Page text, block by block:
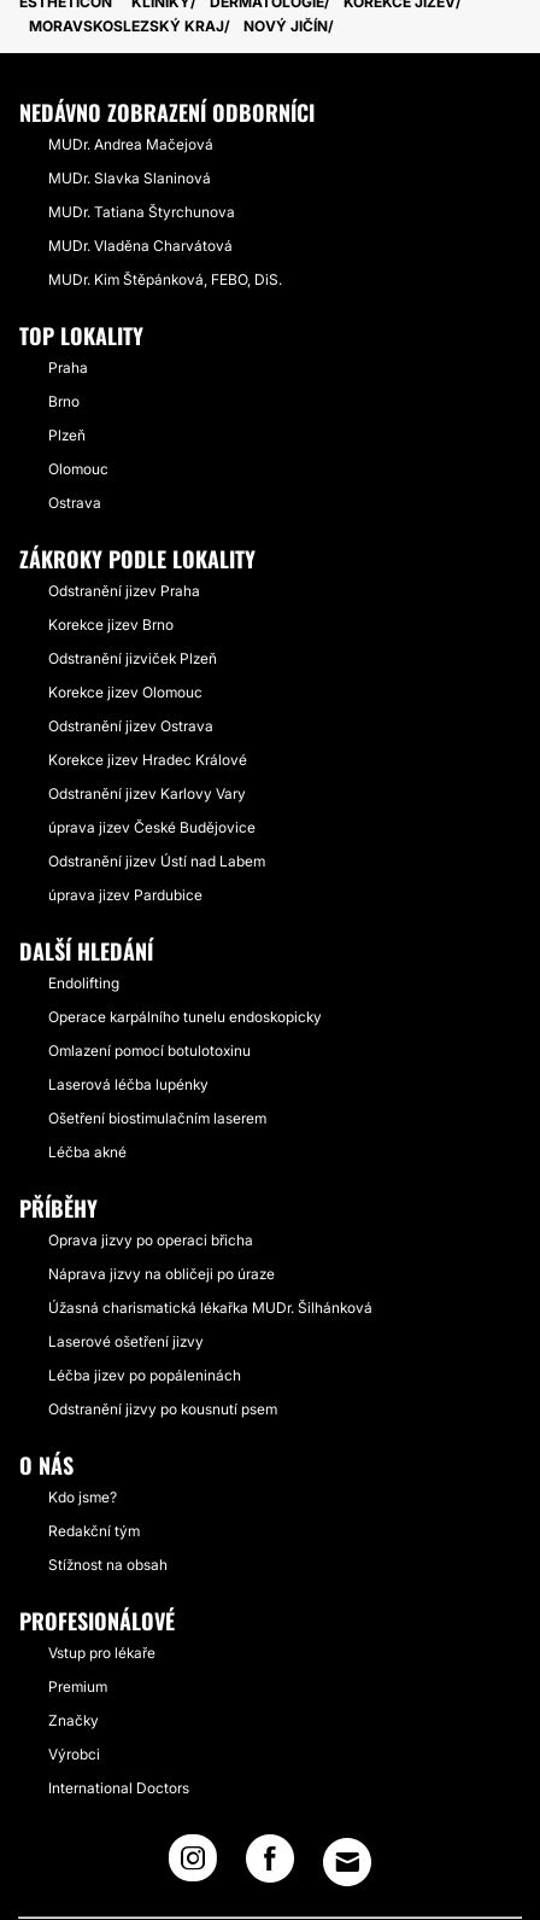
MORAVSKOSLEZSKÝ KRAJ
NOVÝ JIČÍN
NEDÁVNO ZOBRAZENÍ ODBORNÍCI
MUDr. Andrea Mačejová
MUDr. Slavka Slaninová
MUDr. Tatiana Štyrchunova
MUDr. Vladěna Charvátová
MUDr. Kim Štěpánková, FEBO, DiS.
TOP LOKALITY
Praha
Brno
Plzeň
Olomouc
Ostrava
ZÁKROKY PODLE LOKALITY
Odstranění jizev Praha
Korekce jizev Brno
Odstranění jizviček Plzeň
Korekce jizev Olomouc
Odstranění jizev Ostrava
Korekce jizev Hradec Králové
Odstranění jizev Karlovy Vary
úprava jizev České Budějovice
Odstranění jizev Ústí nad Labem
úprava jizev Pardubice
DALŠÍ HLEDÁNÍ
Endolifting
Operace karpálního tunelu endoskopicky
Omlazení pomocí botulotoxinu
Laserová léčba lupénky
Ošetření biostimulačním laserem
Léčba akné
PŘÍBĚHY
Oprava jizvy po operaci břicha
Náprava jizvy na obličeji po úraze
Úžasná charismatická lékařka MUDr. Šilhánková
Laserové ošetření jizvy
Léčba jizev po popáleninách
Odstranění jizvy po kousnutí psem
O NÁS
Kdo jsme?
Redakční tým
Stížnost na obsah
PROFESIONÁLOVÉ
Vstup pro lékaře
Premium
Značky
Výrobci
International Doctors